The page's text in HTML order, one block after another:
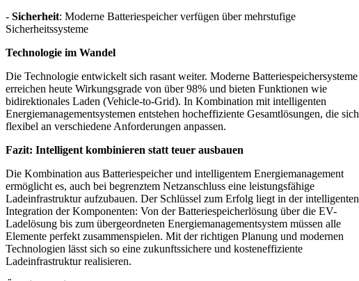
- Sicherheit: Moderne Batteriespeicher verfügen über mehrstufige
Sicherheitssysteme
Technologie im Wandel
Die Technologie entwickelt sich rasant weiter. Moderne Batteriespeichersysteme
erreichen heute Wirkungsgrade von über 98% und bieten Funktionen wie
bidirektionales Laden (Vehicle-to-Grid). In Kombination mit intelligenten
Energiemanagementsystemen entstehen hocheffiziente Gesamtlösungen, die sich
flexibel an verschiedene Anforderungen anpassen.
Fazit: Intelligent kombinieren statt teuer ausbauen
Die Kombination aus Batteriespeicher und intelligentem Energiemanagement
ermöglicht es, auch bei begrenztem Netzanschluss eine leistungsfähige
Ladeinfrastruktur aufzubauen. Der Schlüssel zum Erfolg liegt in der intelligenten
Integration der Komponenten: Von der Batteriespeicherlösung über die EV-
Ladelösung bis zum übergeordneten Energiemanagementsystem müssen alle
Elemente perfekt zusammenspielen. Mit der richtigen Planung und modernen
Technologien lässt sich so eine zukunftssichere und kosteneffiziente
Ladeinfrastruktur realisieren.